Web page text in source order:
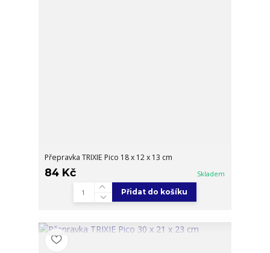
Přepravka TRIXIE Pico 18 x 12 x 13 cm
84 Kč Skladem
Přidat do košíku